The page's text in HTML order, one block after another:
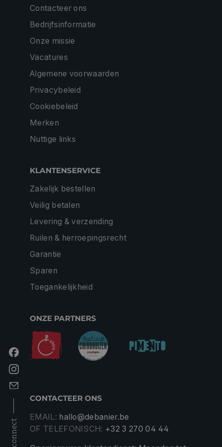
connect
Contacteer ons
Bedrijfsinformatie
Onze missie
Vacatures
Algemene voorwaarden
Privacybeleid
Cookiebeleid
Merken
Nuttige links
KLANTENSERVICE
Zakelijk bestellen
Veilig betalen
Levering & verzending
Ruilen & herroepingsrecht
Garantie
Sparen
Toegankelijkheid
ONZE PARTNERS
CONTACTEER ONS
EMAIL: hallo@debanier.be
OF TELEFONISCH: +32 3 270 04 44